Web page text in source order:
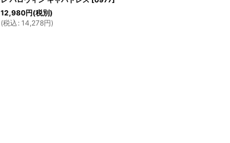
12,980円(税別)
(税込 : 14,278円)